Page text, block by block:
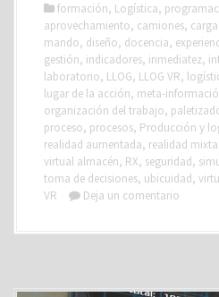
formación, Logística,
aprovechamiento, camiones, carga
mando, diseño, docencia,
gestión, indicadores, inmediatez,
laboratorio, LLOG, LLOG VR,
lugar de la acción, meta-
organización del trabajo,
proceso, procesos, Producción y
realidad aumentada, realidad mixta
virtual almacén, RX, seguridad,
toma de decisiones, ubicuidad,
VR
Deja un comentario